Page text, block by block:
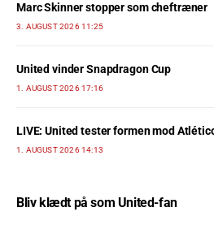
Marc Skinner stopper som cheftræner
3. AUGUST 2026 11:25
United vinder Snapdragon Cup
1. AUGUST 2026 17:16
LIVE: United tester formen mod
1. AUGUST 2026 14:13
Bliv klædt på som United-fan